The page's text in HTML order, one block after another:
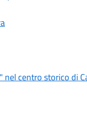
centro storico di